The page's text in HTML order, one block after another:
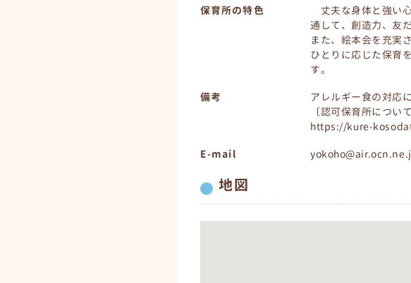
保育所の特色
丈夫な身体と強い
通して、創造力、友
また、絵本会を充実
ひとりに応じた保育
す。
備考
アレルギー食の対応
〔認可保育所につい
https://kure-
E-mail
地図